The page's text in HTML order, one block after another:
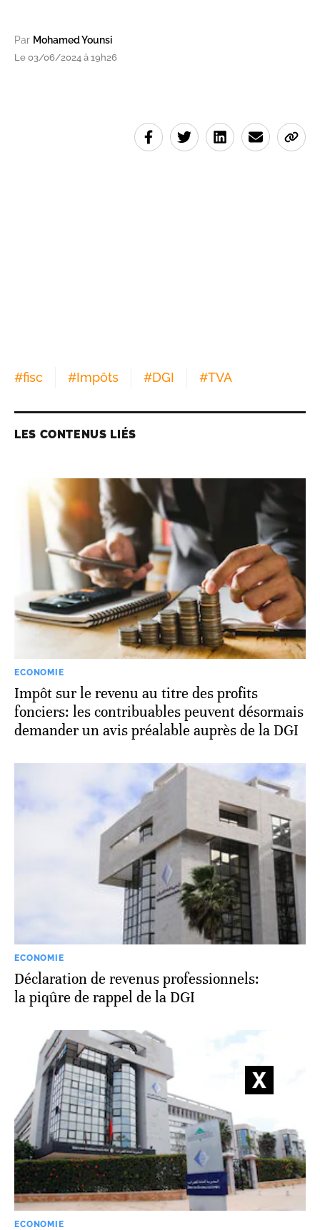
Par Mohamed Younsi
Le 03/06/2024 à 19h26
#fisc #Impôts #DGI #TVA
LES CONTENUS LIÉS
ECONOMIE
Impôt sur le revenu au titre des profits
fonciers: les contribuables peuvent désormais
demander un avis préalable auprès de la DGI
ECONOMIE
Déclaration de revenus professionnels:
la piqûre de rappel de la DGI
ECONOMIE